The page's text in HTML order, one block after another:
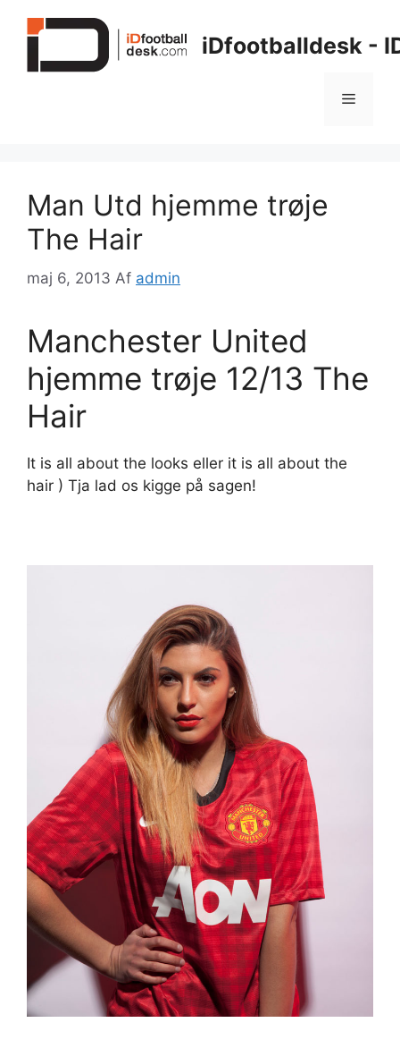
iDfootballdesk -
Menu
Man Utd hjemme trøje
The Hair
maj 6, 2013 Af admin
Manchester United
hjemme trøje 12/13 The
Hair
It is all about the looks eller it is all about the
hair ) Tja lad os kigge på sagen!